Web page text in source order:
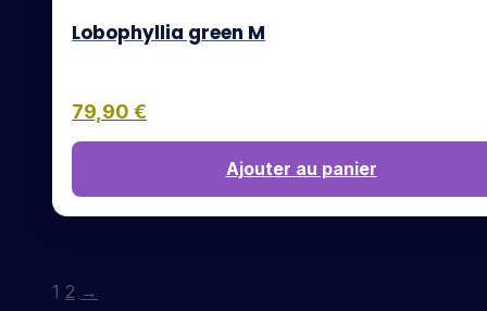
Lobophyllia green M
79,90 €
Ajouter au panier
1 2 →